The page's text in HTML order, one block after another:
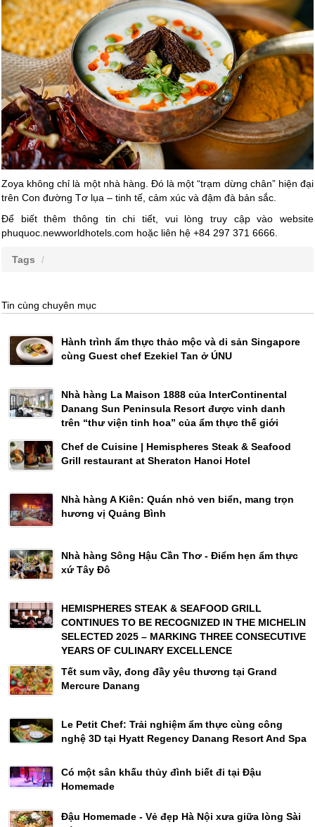
Zoya không chỉ là một nhà hàng. Đó là một “trạm dừng chân” hiện đại
trên Con đường Tơ lụa – tinh tế, cảm xúc và đậm đà bản sắc.
Để biết thêm thông tin chi tiết, vui lòng truy cập vào website
phuquoc.newworldhotels.com hoặc liên hệ +84 297 371 6666.
Tags
Tin cùng chuyên mục
Hành trình ẩm thực thảo mộc và di sản Singapore
cùng Guest chef Ezekiel Tan ở ÚNU
Nhà hàng La Maison 1888 của InterContinental
Danang Sun Peninsula Resort được vinh danh
trên “thư viện tinh hoa” của ẩm thực thế giới
Chef de Cuisine | Hemispheres Steak & Seafood
Grill restaurant at Sheraton Hanoi Hotel
Nhà hàng A Kiên: Quán nhỏ ven biển, mang trọn
hương vị Quảng Bình
Nhà hàng Sông Hậu Cần Thơ - Điểm hẹn ẩm thực
xứ Tây Đô
HEMISPHERES STEAK & SEAFOOD GRILL
CONTINUES TO BE RECOGNIZED IN THE MICHELIN
SELECTED 2025 – MARKING THREE CONSECUTIVE
YEARS OF CULINARY EXCELLENCE
Tết sum vầy, đong đầy yêu thương tại Grand
Mercure Danang
Le Petit Chef: Trải nghiệm ẩm thực cùng công
nghệ 3D tại Hyatt Regency Danang Resort And Spa
Có một sân khấu thủy đình biết đi tại Đậu
Homemade
Đậu Homemade - Vẻ đẹp Hà Nội xưa giữa lòng Sài